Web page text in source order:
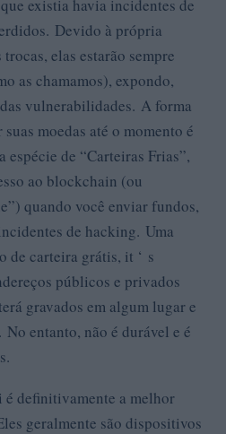
existia havia incidentes de
Devido à própria
elas estarão sempre
as chamamos), expondo,
vulnerabilidades. A forma
moedas até o momento é
espécie de “Carteiras Frias”,
ao blockchain (ou
quando você enviar fundos,
de hacking. Uma
de carteira grátis, it ‘ s
públicos e privados
gravados em algum lugar e
entanto, não é durável e é
é definitivamente a melhor
geralmente são dispositivos